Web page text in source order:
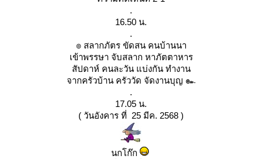
.
16.50 น.
.
๏ สลากภัตร ขัดสน คนบ้านนา
เข้าพรรษา จับสลาก หาภัตตาหาร
สัปดาห์ คนละวัน แบ่งกัน ทำงาน
จากครัวบ้าน ครัววัด จัดงานบุญ ๛
.
17.05 น.
( วันอังคาร ที่ 25 มีค. 2568 )
นกโก๊ก